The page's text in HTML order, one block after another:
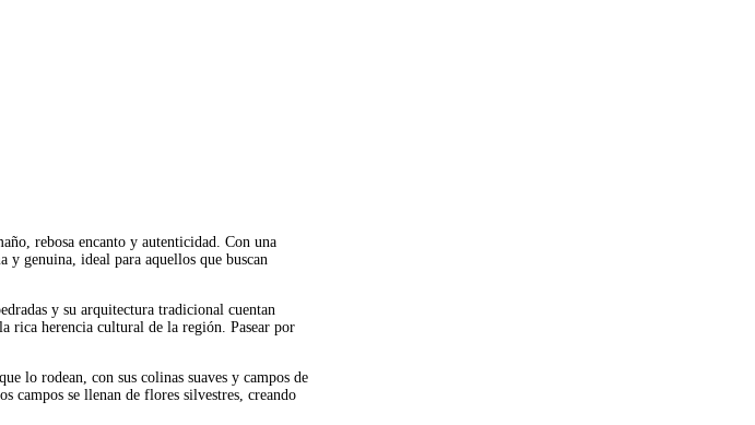
rebosa encanto y autenticidad. Con una
y genuina, ideal para aquellos que buscan
y su arquitectura tradicional cuentan
rica herencia cultural de la región. Pasear por
lo rodean, con sus colinas suaves y campos de
campos se llenan de flores silvestres, creando